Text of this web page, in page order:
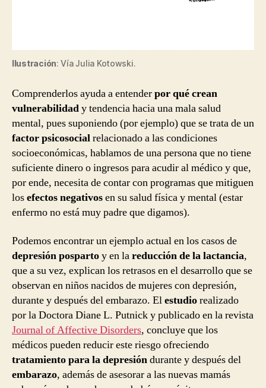
Ilustración: Vía Julia Kotowski.
Comprenderlos ayuda a entenderpor qué crean
vulnerabilidady tendencia hacia una mala salud
mental, pues suponiendo (por ejemplo) que se trata de un
factor psicosocialrelacionado a las condiciones
socioeconómicas, hablamos de una persona que no tiene
suficiente dinero o ingresos para acudir al médico y que,
por ende, necesita de contar con programas que mitiguen
losefectos negativosen su salud física y mental (estar
enfermo no está muy padre que digamos).
Podemos encontrar un ejemplo actual en los casos de
depresión pospartoy en lareducción de la lactancia,
que a su vez, explican los retrasos en el desarrollo que se
observan en niños nacidos de mujeres con depresión,
durante y después del embarazo. Elestudiorealizado
por la Doctora Diane L. Putnick y publicado en la revista
Journal of Affective Disorders, concluye que los
médicos pueden reducir este riesgo ofreciendo
tratamiento para la depresióndurante y después del
embarazo, además de asesorar a las nuevas mamás